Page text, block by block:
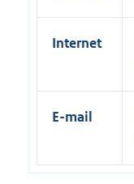
Internet
E-mail